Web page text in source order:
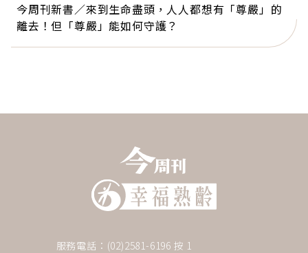
今周刊新書／來到生命盡頭，人人都想有「尊嚴」的
離去！但「尊嚴」能如何守護？
服務電話：(02)2581-6196 按 1